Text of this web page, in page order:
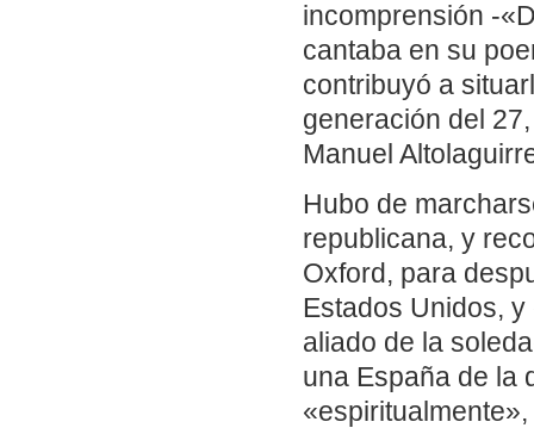
incomprensión -
cantaba en su
contribuyó a
generación del
Manuel
Hubo de
republicana, y
Oxford, para
Estados Unidos,
aliado de la
una España de la